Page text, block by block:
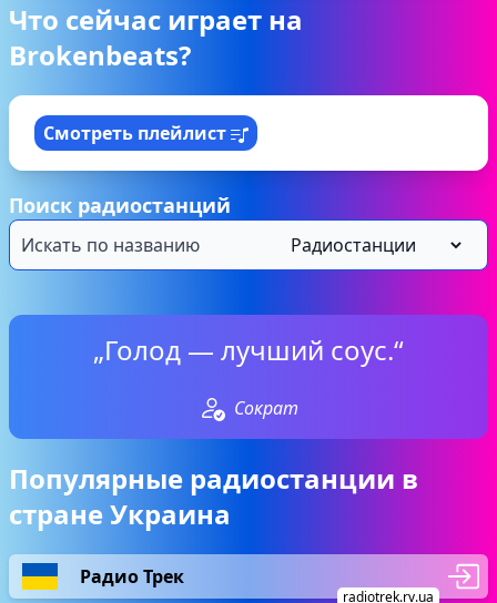
Что сейчас играет на
Brokenbeats?
Смотреть плейлист
Поиск радиостанций
„Голод — лучший соус.“
Сократ
Популярные радиостанции в
стране Украина
Радио Трек
radiotrek.rv.ua